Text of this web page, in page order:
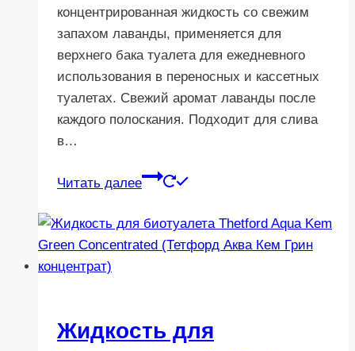
концентрированная жидкость со свежим
запахом лаванды, применяется для
верхнего бака туалета для ежедневного
использования в переносных и кассетных
туалетах. Свежий аромат лаванды после
каждого полоскания. Подходит для слива
в…
Читать далее
Жидкость для